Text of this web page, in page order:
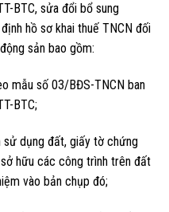
BTC, sửa đổi bổ sung
hồ sơ khai thuế TNCN đối
sản bao gồm:
mẫu số 03/BĐS-TNCN ban
BTC;
sử dụng đất, giấy tờ chứng
hữu các công trình trên đất
vào bản chụp đó;